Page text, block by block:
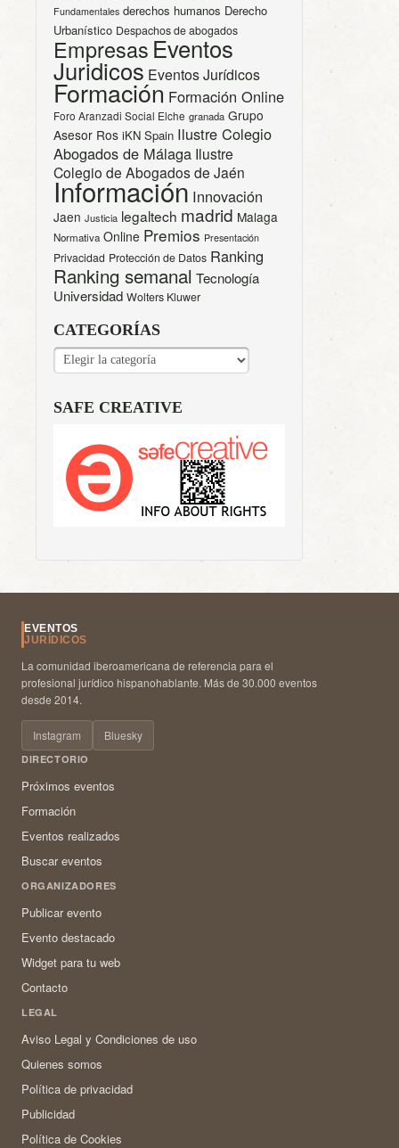
Fundamentales derechos humanos Derecho
Urbanístico Despachos de abogados
Empresas Eventos
Juridicos Eventos Jurídicos
Formación Formación Online
Foro Aranzadi Social Elche granada Grupo
Asesor Ros iKN Spain Ilustre Colegio
Abogados de Málaga Ilustre
Colegio de Abogados de Jaén
Información Innovación
Jaen Justicia legaltech madrid Malaga
Normativa Online Premios Presentación
Privacidad Protección de Datos Ranking
Ranking semanal Tecnología
Universidad Wolters Kluwer
CATEGORÍAS
CATEGORÍAS
SAFE CREATIVE
EVENTOS
JURÍDICOS
La comunidad iberoamericana de referencia para el
profesional jurídico hispanohablante. Más de 30.000 eventos
desde 2014.
Instagram Bluesky
DIRECTORIO
Próximos eventos
Formación
Eventos realizados
Buscar eventos
ORGANIZADORES
Publicar evento
Evento destacado
Widget para tu web
Contacto
LEGAL
Aviso Legal y Condiciones de uso
Quienes somos
Política de privacidad
Publicidad
Política de Cookies